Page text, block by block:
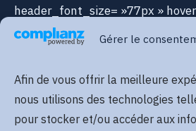
Gérer le
Afin de vous offrir la meilleure
nous utilisons des technologies
pour stocker et/ou accéder aux
header_font_size= »77px »
text_font_size_tablet= »19px »
text_font_size_last_edited=
header_font_size_tablet=